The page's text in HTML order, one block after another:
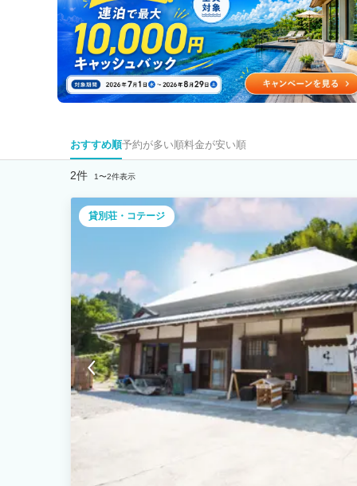
おすすめ順予約が多い順料金が安い順
2件 1〜2件表示
貸別荘・コテージ